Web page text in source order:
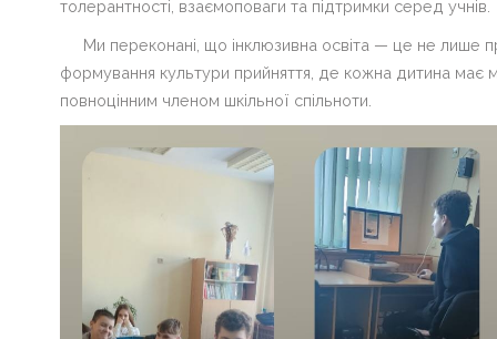
толерантності, взаємоповаги та підтримки серед учнів.
Ми переконані, що інклюзивна освіта — це не лише
формування культури прийняття, де кожна дитина має
повноцінним членом шкільної спільноти.